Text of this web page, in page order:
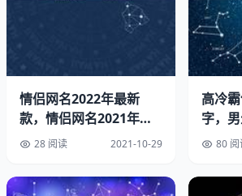
2、炼狱
3、南梵
4、埋没
情侣网名2022年最新
款，情侣网名2021年最
新款28 阅读 2021-10-29
高冷
字，
冷两个
80 阅